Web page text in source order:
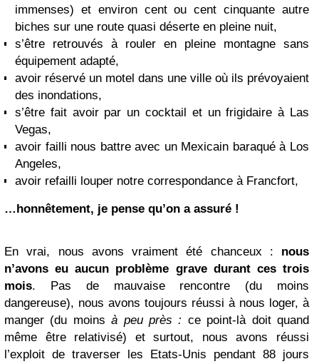
immenses) et environ cent ou cent cinquante autre
biches sur une route quasi déserte en pleine nuit,
s’être retrouvés à rouler en pleine montagne sans
équipement adapté,
avoir réservé un motel dans une ville où ils prévoyaient
des inondations,
s’être fait avoir par un cocktail et un frigidaire à Las
Vegas,
avoir failli nous battre avec un Mexicain baraqué à Los
Angeles,
avoir refailli louper notre correspondance à Francfort,
…honnêtement, je pense qu’on a assuré !
En vrai, nous avons vraiment été chanceux : nous
n’avons eu aucun problème grave durant ces trois
mois. Pas de mauvaise rencontre (du moins
dangereuse), nous avons toujours réussi à nous loger, à
manger (du moinsà peu près : ce point-là doit quand
même être relativisé) et surtout, nous avons réussi
l’exploit de traverser les Etats-Unis pendant 88 jours